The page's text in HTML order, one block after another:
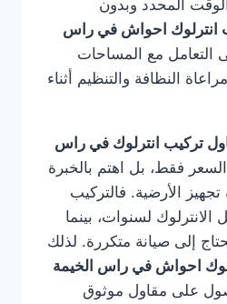
المحدد وبدون
انترلوك احواش في راس
التعامل مع المساحات
النظافة والتنظيم أثناء
تركيب انترلوك في راس
فقط، بل اهتم بالخبرة
الأرضية. فالتركيب
لسنوات، بينما
إلى صيانة متكررة. لذلك
احواش في راس الخيمة
على مقاول موثوق